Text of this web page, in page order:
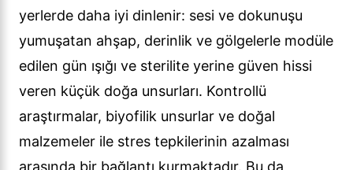
yerlerde daha iyi dinlenir: sesi ve dokunuşu
yumuşatan ahşap, derinlik ve gölgelerle modüle
edilen gün ışığı ve sterilite yerine güven hissi
veren küçük doğa unsurları. Kontrollü
araştırmalar, biyofilik unsurlar ve doğal
malzemeler ile stres tepkilerinin azalması
arasında bir bağlantı kurmaktadır. Bu da